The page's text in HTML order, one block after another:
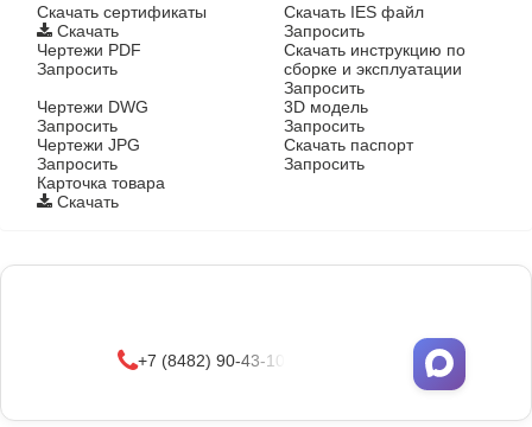
Cкачать сертификаты
Скачать
Скачать IES файл
Запросить
Чертежи PDF
Запросить
Скачать инструкцию по
сборке и эксплуатации
Запросить
Чертежи DWG
Запросить
3D модель
Запросить
Чертежи JPG
Запросить
Скачать паспорт
Запросить
Карточка товара
Скачать
+7 (8482) 90-43-10